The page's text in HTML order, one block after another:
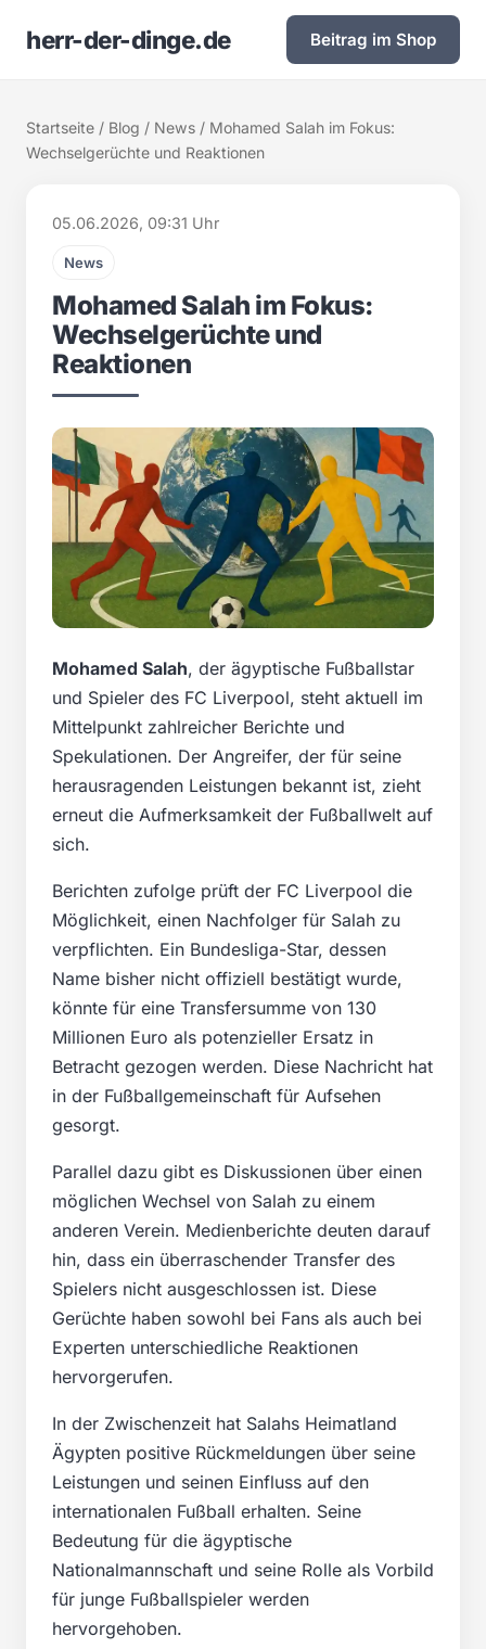
herr-der-dinge.de Beitrag im Shop
Startseite / Blog / News / Mohamed Salah im Fokus:
Wechselgerüchte und Reaktionen
05.06.2026, 09:31 Uhr
News
Mohamed Salah im Fokus:
Wechselgerüchte und
Reaktionen
Mohamed Salah, der ägyptische Fußballstar
und Spieler des FC Liverpool, steht aktuell im
Mittelpunkt zahlreicher Berichte und
Spekulationen. Der Angreifer, der für seine
herausragenden Leistungen bekannt ist, zieht
erneut die Aufmerksamkeit der Fußballwelt auf
sich.
Berichten zufolge prüft der FC Liverpool die
Möglichkeit, einen Nachfolger für Salah zu
verpflichten. Ein Bundesliga-Star, dessen
Name bisher nicht offiziell bestätigt wurde,
könnte für eine Transfersumme von 130
Millionen Euro als potenzieller Ersatz in
Betracht gezogen werden. Diese Nachricht hat
in der Fußballgemeinschaft für Aufsehen
gesorgt.
Parallel dazu gibt es Diskussionen über einen
möglichen Wechsel von Salah zu einem
anderen Verein. Medienberichte deuten darauf
hin, dass ein überraschender Transfer des
Spielers nicht ausgeschlossen ist. Diese
Gerüchte haben sowohl bei Fans als auch bei
Experten unterschiedliche Reaktionen
hervorgerufen.
In der Zwischenzeit hat Salahs Heimatland
Ägypten positive Rückmeldungen über seine
Leistungen und seinen Einfluss auf den
internationalen Fußball erhalten. Seine
Bedeutung für die ägyptische
Nationalmannschaft und seine Rolle als Vorbild
für junge Fußballspieler werden
hervorgehoben.